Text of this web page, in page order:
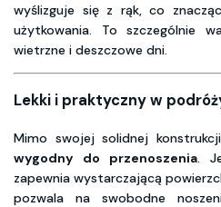
wyślizguje się z rąk, co
użytkowania. To szczególnie
wietrzne i deszczowe dni.
Lekki i praktyczny w
Mimo swojej solidnej
wygodny do przenoszenia.
zapewnia wystarczającą
pozwala na swobodne